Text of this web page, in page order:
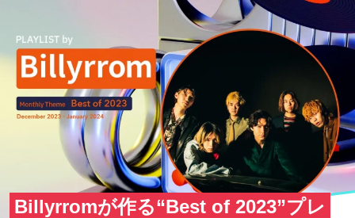
Billyrromが作る“Best of 2023”プレ